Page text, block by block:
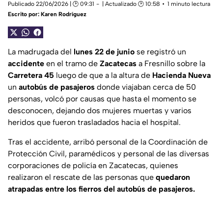
Publicado 22/06/2026 | 🕑 09:31 | Actualizado 🕑 10:58
1 minuto lectura
Escrito por: Karen Rodríguez
La madrugada del lunes 22 de junio se registró un
accidente en el tramo de Zacatecas a Fresnillo sobre la
Carretera 45 luego de que a la altura de Hacienda Nueva
un autobús de pasajeros donde viajaban cerca de 50
personas, volcó por causas que hasta el momento se
desconocen, dejando dos mujeres muertas y varios
heridos que fueron trasladados hacia el hospital.
Tras el accidente, arribó personal de la Coordinación de
Protección Civil, paramédicos y personal de las diversas
corporaciones de policía en Zacatecas, quienes
realizaron el rescate de las personas que quedaron
atrapadas entre los fierros del autobús de pasajeros.